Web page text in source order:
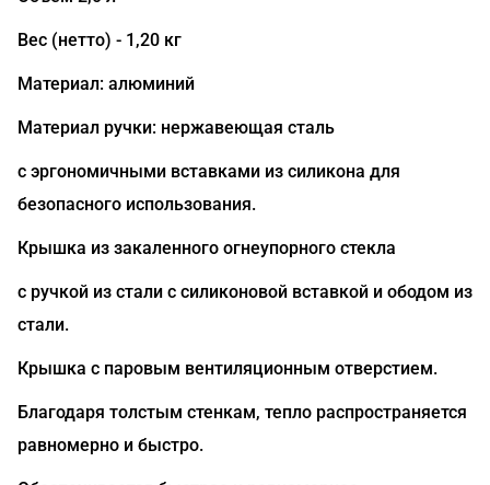
Вес (нетто) - 1,20 кг
Материал: алюминий
Материал ручки: нержавеющая сталь
с эргономичными вставками из силикона для
безопасного использования.
Крышка из закаленного огнеупорного стекла
с ручкой из стали с силиконовой вставкой и ободом из
стали.
Крышка с паровым вентиляционным отверстием.
Благодаря толстым стенкам, тепло распространяется
равномерно и быстро.